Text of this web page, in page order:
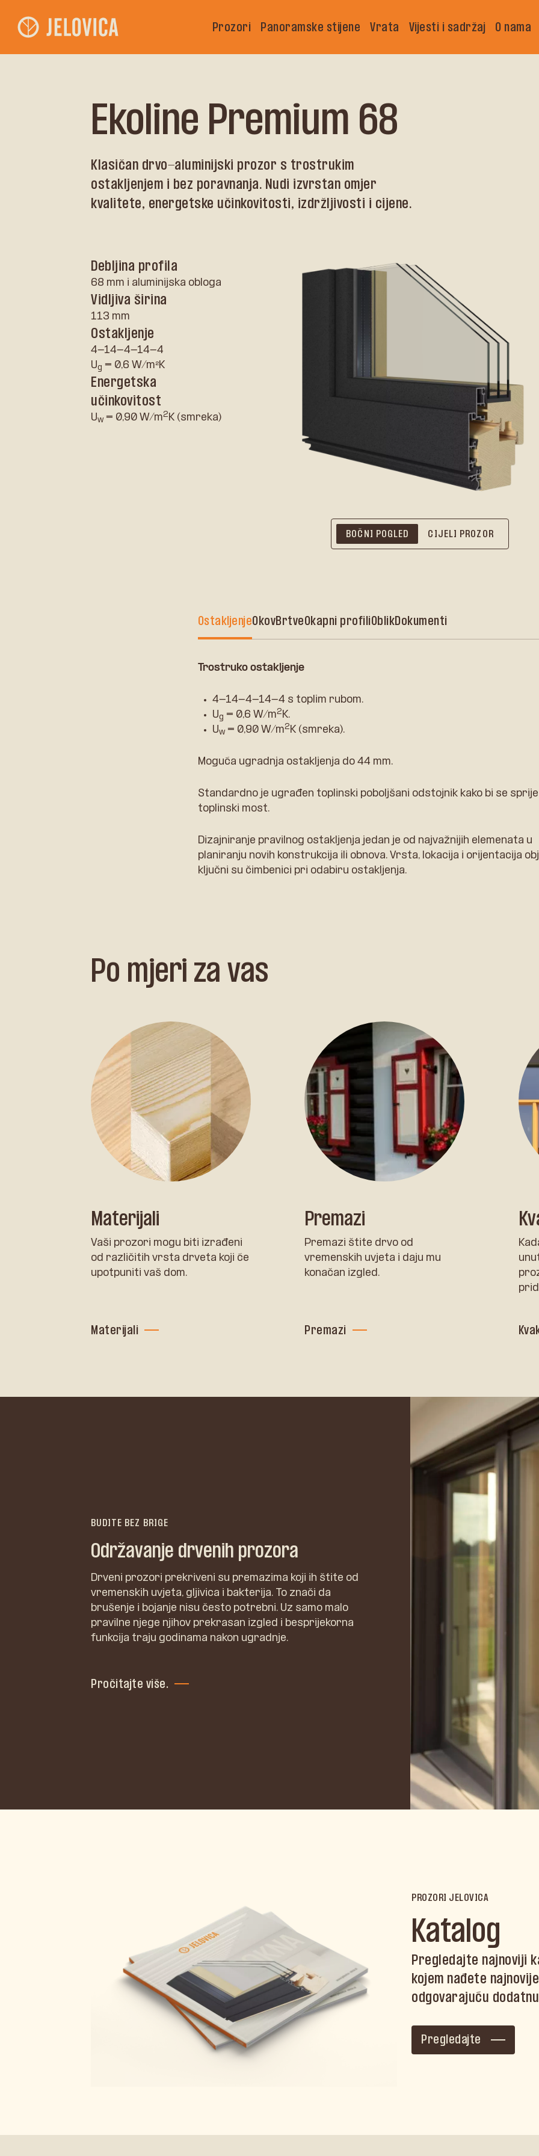
Prozori Panoramske stijene Vrata Vijesti i sadržaj O nama
Ekoline Premium 68
Klasičan drvo-aluminijski prozor s trostrukim
ostakljenjem i bez poravnanja. Nudi izvrstan omjer
kvalitete, energetske učinkovitosti, izdržljivosti i cijene.
Debljina profila
68 mm i aluminijska obloga
Vidljiva širina
113 mm
Ostakljenje
4-14-4-14-4
Ug = 0,6 W/m²K
Energetska
učinkovitost
Uw= 0,90 W/m2 K (smreka)
BOČNI POGLED CIJELI PROZOR
OstakljenjeOkovBrtveOkapni profiliOblikDokumenti
Trostruko ostakljenje
4-14-4-14-4 s toplim rubom.
Ug = 0,6 W/m2 K.
Uw= 0,90 W/m2 K (smreka).
Moguća ugradnja ostakljenja do 44 mm.
Standardno je ugrađen toplinski poboljšani odstojnik kako bi se
toplinski most.
Dizajniranje pravilnog ostakljenja jedan je od najvažnijih elemenata u
planiranju novih konstrukcija ili obnova. Vrsta, lokacija i orijentacija
ključni su čimbenici pri odabiru ostakljenja.
Po mjeri za vas
Materijali
Vaši prozori mogu biti izrađeni
od različitih vrsta drveta koji će
upotpuniti vaš dom.
Materijali
Premazi
Premazi štite drvo od
vremenskih uvjeta i daju mu
konačan izgled.
Premazi
BUDITE BEZ BRIGE
Održavanje drvenih prozora
Drveni prozori prekriveni su premazima koji ih štite od
vremenskih uvjeta, gljivica i bakterija. To znači da
brušenje i bojanje nisu često potrebni. Uz samo malo
pravilne njege njihov prekrasan izgled i besprijekorna
funkcija traju godinama nakon ugradnje.
Pročitajte više.
PROZORI JELOVICA
Katalog
Pregledajte najnoviji
kojem nađete
odgovarajuću
Pregledajte